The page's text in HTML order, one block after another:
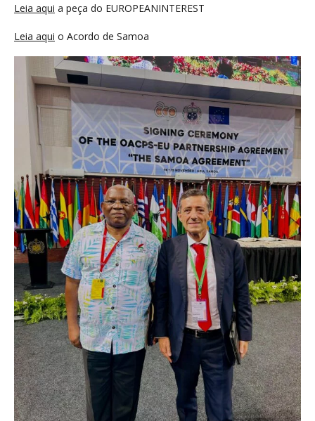
Leia aqui a peça do EUROPEANINTEREST
Leia aqui o Acordo de Samoa